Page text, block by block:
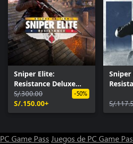
Sniper Elite:
Resistance Deluxe
Edition
S/.300.00
S/.150.00+
-50%
Sniper
S/
PC Game Pass Juegos de PC Game